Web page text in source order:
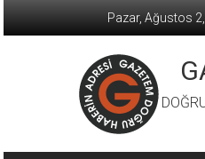
Pazar, Ağustos